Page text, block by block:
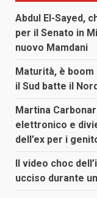
Abdul El-Sayed,
per il Senato in
nuovo Mamdani
Maturità, è boom
il Sud batte il
Martina
elettronico e
dell’ex per i
Il video choc
ucciso durante